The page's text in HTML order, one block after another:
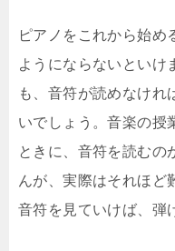
ピアノをこれから始め
ようにならないといけ
も、音符が読めなけれ
いでしょう。音楽の授
ときに、音符を読むの
んが、実際はそれほど
音符を見ていけば、弾